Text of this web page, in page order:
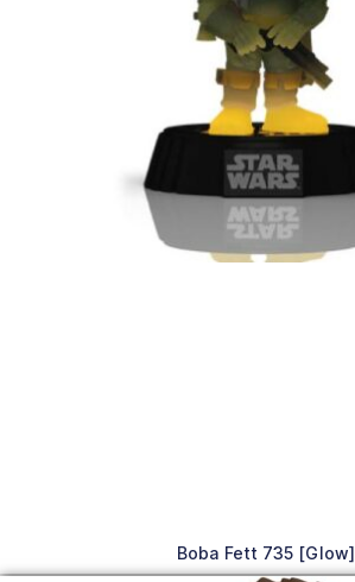
Boba Fett 735 [Glow]